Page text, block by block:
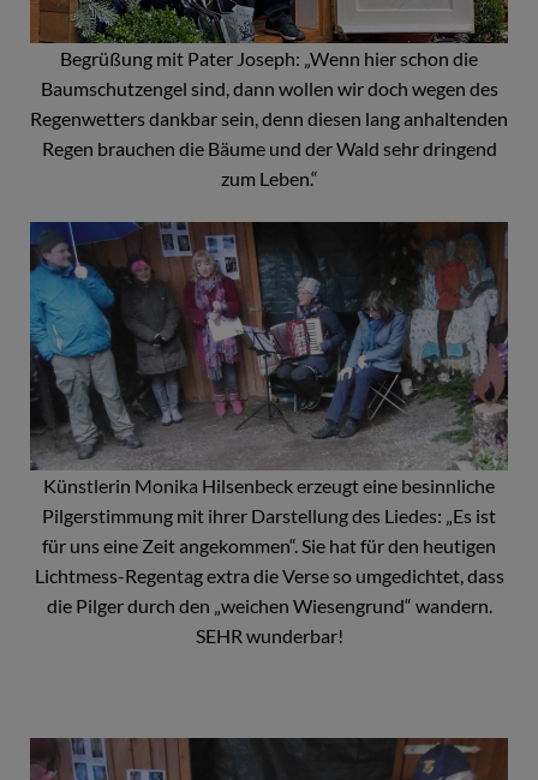
Begrüßung mit Pater Joseph: „Wenn hier schon die
Baumschutzengel sind, dann wollen wir doch wegen des
Regenwetters dankbar sein, denn diesen lang anhaltenden
Regen brauchen die Bäume und der Wald sehr dringend
zum Leben.“
Künstlerin Monika Hilsenbeck erzeugt eine besinnliche
Pilgerstimmung mit ihrer Darstellung des Liedes: „Es ist
für uns eine Zeit angekommen“. Sie hat für den heutigen
Lichtmess-Regentag extra die Verse so umgedichtet, dass
die Pilger durch den „weichen Wiesengrund“ wandern.
SEHR wunderbar!